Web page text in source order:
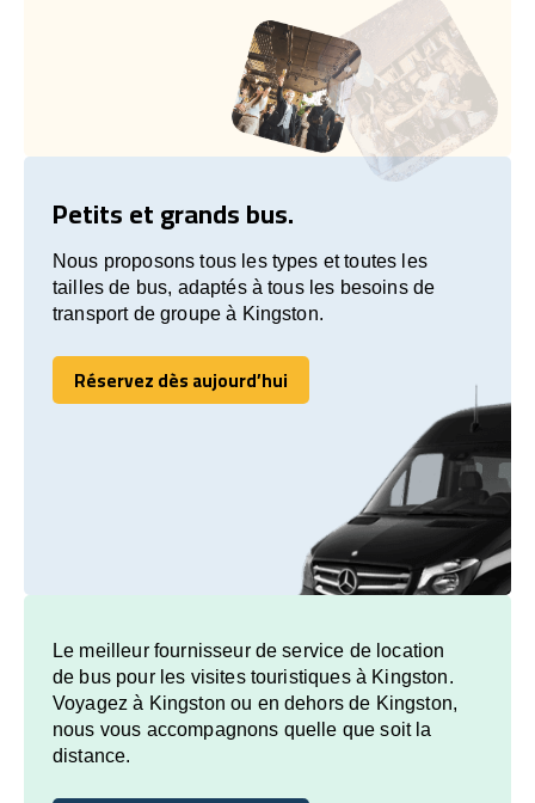
Petits et grands bus.
Nous proposons tous les types et toutes les
tailles de bus, adaptés à tous les besoins de
transport de groupe à Kingston.
Réservez dès aujourd’hui
Réservez dès aujourd’hui
Le meilleur fournisseur de service de location
de bus pour les visites touristiques à Kingston.
Voyagez à Kingston ou en dehors de Kingston,
nous vous accompagnons quelle que soit la
distance.